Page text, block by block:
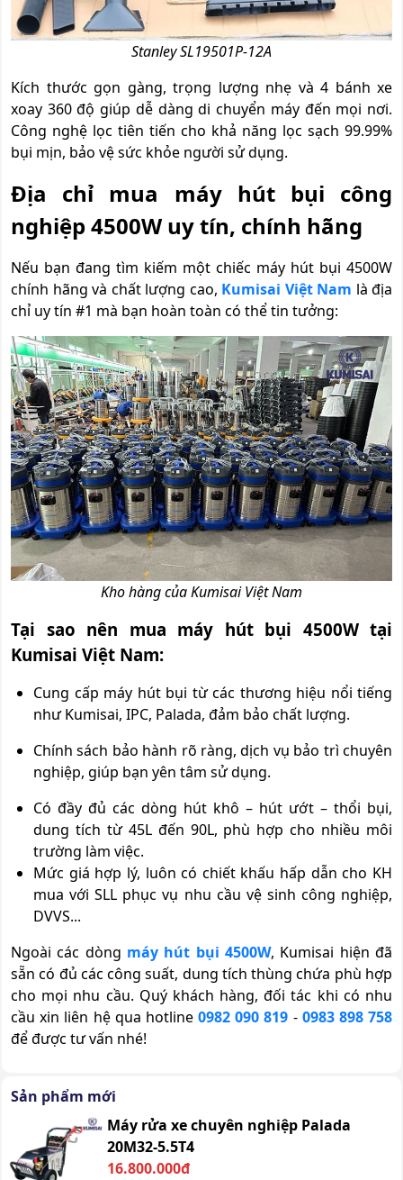
Stanley SL19501P-12A
Kích thước gọn gàng, trọng lượng nhẹ và 4 bánh xe
xoay 360 độ giúp dễ dàng di chuyển máy đến mọi nơi.
Công nghệ lọc tiên tiến cho khả năng lọc sạch 99.99%
bụi mịn, bảo vệ sức khỏe người sử dụng.
Địa chỉ mua máy hút bụi công
nghiệp 4500W uy tín, chính hãng
Nếu bạn đang tìm kiếm một chiếc máy hút bụi 4500W
chính hãng và chất lượng cao, Kumisai Việt Nam là địa
chỉ uy tín #1 mà bạn hoàn toàn có thể tin tưởng:
Kho hàng của Kumisai Việt Nam
Tại sao nên mua máy hút bụi 4500W tại
Kumisai Việt Nam:
Cung cấp máy hút bụi từ các thương hiệu nổi tiếng
như Kumisai, IPC, Palada, đảm bảo chất lượng.
Chính sách bảo hành rõ ràng, dịch vụ bảo trì chuyên
nghiệp, giúp bạn yên tâm sử dụng.
Có đầy đủ các dòng hút khô – hút ướt – thổi bụi,
dung tích từ 45L đến 90L, phù hợp cho nhiều môi
trường làm việc.
Mức giá hợp lý, luôn có chiết khấu hấp dẫn cho KH
mua với SLL phục vụ nhu cầu vệ sinh công nghiệp,
DVVS...
Ngoài các dòng máy hút bụi 4500W, Kumisai hiện đã
sẵn có đủ các công suất, dung tích thùng chứa phù hợp
cho mọi nhu cầu. Quý khách hàng, đối tác khi có nhu
cầu xin liên hệ qua hotline 0982 090 819 - 0983 898 758
để được tư vấn nhé!
Sản phẩm mới
Máy rửa xe chuyên nghiệp Palada
20M32-5.5T4
16.800.000đ